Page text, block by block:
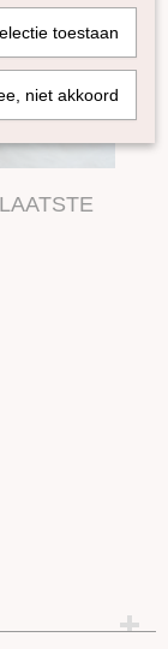
toestaan
niet akkoord